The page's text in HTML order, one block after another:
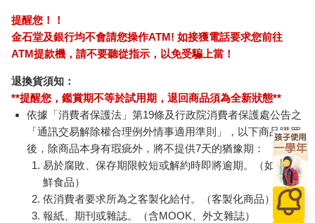
提醒您！！
金石堂及銀行均不會請您操作ATM! 如接獲電話要求您前往
ATM提款機，請不要聽從指示，以免受騙上當！
退換貨須知：
**提醒您，鑑賞期不等於試用期，退回商品須為全新狀態**
依據「消費者保護法」第19條及行政院消費者保護處公告之
「通訊交易解除權合理例外情事適用準則」，以下商品購買
後，除商品本身有瑕疵外，將不提供7天的猶豫期：
易於腐敗、保存期限較短或解約時即將逾期。（如：生
鮮食品）
依消費者要求所為之客製化給付。（客製化商品）
報紙、期刊或雜誌。（含MOOK、外文雜誌）